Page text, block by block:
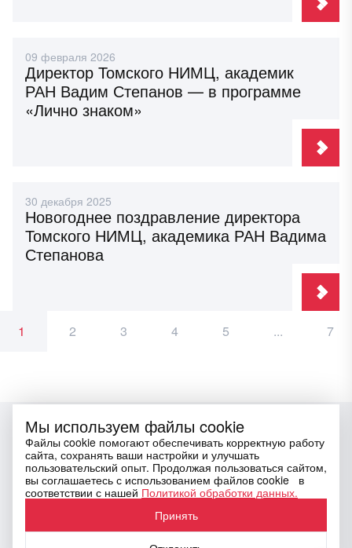
09 февраля 2026
Директор Томского НИМЦ, академик
РАН Вадим Степанов — в программе
«Лично знаком»
30 декабря 2025
Новогоднее поздравление директора
Томского НИМЦ, академика РАН Вадима
Степанова
1 2 3 4 5 ... 7
Email
press@tnimc.ru
Мы используем файлы cookie
Файлы cookie помогают обеспечивать корректную работу
сайта, сохранять ваши настройки и улучшать
пользовательский опыт. Продолжая пользоваться сайтом,
вы соглашаетесь с использованием файлов cookie в
соответствии с нашей Политикой обработки данных.
Принять